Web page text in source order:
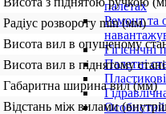
палетах
Ремонт та
Гігієнічні
Палетні
Особистий
Радіус розвороту min (мм)
Висота вил в опущеному
Висота вил в піднятому
Габаритна ширина вил (мм)
Відстань між вилами